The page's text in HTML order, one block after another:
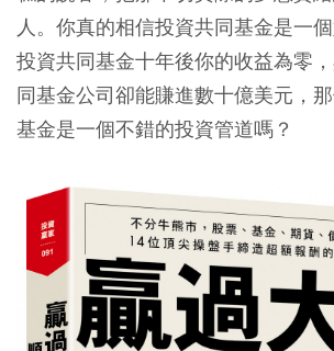
人。你真的相信投資共同基金是一
投資共同基金十年後你的收益為零
同基金公司卻能賺進數十億美元，
基金是一個不錯的投資管道嗎？